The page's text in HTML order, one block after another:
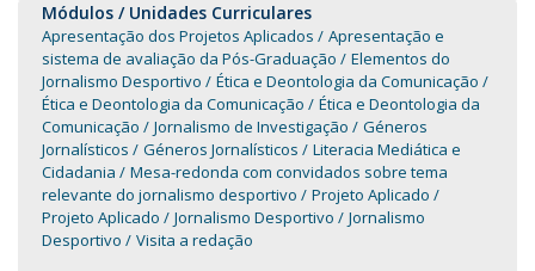
Módulos / Unidades Curriculares
Apresentação dos Projetos Aplicados
Apresentação e
sistema de avaliação da Pós-Graduação
Elementos do
Jornalismo Desportivo
Ética e Deontologia da Comunicação
Ética e Deontologia da Comunicação
Ética e Deontologia da
Comunicação
Jornalismo de Investigação
Géneros
Jornalísticos
Géneros Jornalísticos
Literacia Mediática e
Cidadania
Mesa-redonda com convidados sobre tema
relevante do jornalismo desportivo
Projeto Aplicado
Projeto Aplicado
Jornalismo Desportivo
Jornalismo
Desportivo
Visita a redação